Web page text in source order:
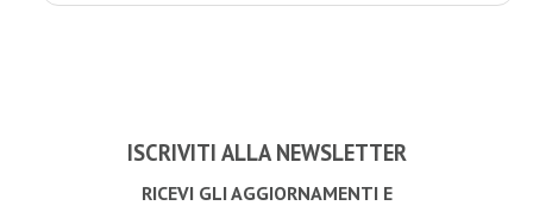
ISCRIVITI ALLA NEWSLETTER
RICEVI GLI AGGIORNAMENTI E